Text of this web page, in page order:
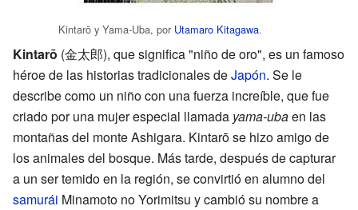
Kintarō y Yama-Uba, por Utamaro Kitagawa.
Kintarō (金太郎), que significa "niño de oro", es un famoso
héroe de las historias tradicionales deJapón. Se le
describe como un niño con una fuerza increíble, que fue
criado por una mujer especial llamada yama-ubaen las
montañas del monte Ashigara. Kintarō se hizo amigo de
los animales del bosque. Más tarde, después de capturar
a un ser temido en la región, se convirtió en alumno del
samurái Minamoto no Yorimitsu y cambió su nombre a